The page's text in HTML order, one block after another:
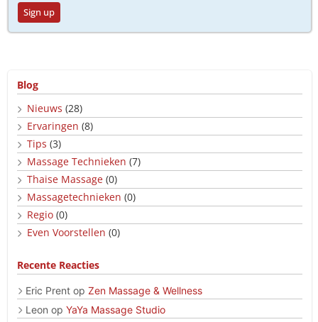
Sign up
Blog
Nieuws (28)
Ervaringen (8)
Tips (3)
Massage Technieken (7)
Thaise Massage (0)
Massagetechnieken (0)
Regio (0)
Even Voorstellen (0)
Recente Reacties
Eric Prent op Zen Massage & Wellness
Leon op YaYa Massage Studio